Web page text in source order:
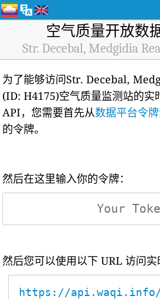
空气质量开放数
Str. Decebal, Medgidia
为了能够访问Str. Decebal,
(ID: H4175)空气质量监测站的实
API，您需要首先从数据平台令
的令牌。
然后在这里输入你的令牌：
然后您可以使用以下 URL 访问实
https://api.waqi.info/